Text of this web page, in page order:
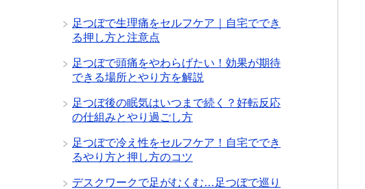
足つぼで生理痛をセルフケア｜自宅ででき
る押し方と注意点
足つぼで頭痛をやわらげたい！効果が期待
できる場所とやり方を解説
足つぼ後の眠気はいつまで続く？好転反応
の仕組みとやり過ごし方
足つぼで冷え性をセルフケア！自宅ででき
るやり方と押し方のコツ
デスクワークで足がむくむ…足つぼで巡り